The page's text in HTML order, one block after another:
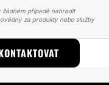
případě nahradit
za produkty nebo služby